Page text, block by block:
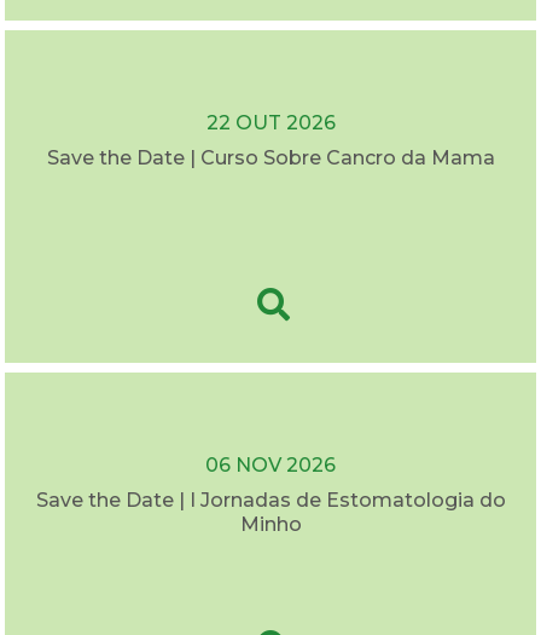
22 OUT 2026
Save the Date | Curso Sobre Cancro da Mama
06 NOV 2026
Save the Date | I Jornadas de Estomatologia do
Minho